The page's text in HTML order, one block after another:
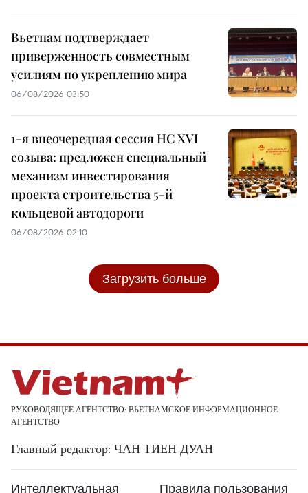
Вьетнам подтверждает
приверженность совместным
усилиям по укреплению мира
06/08/2026 03:50
1-я внеочередная сессия НС XVI
созыва: предложен специальный
механизм инвестирования
проекта строительства 5-й
кольцевой автодороги
06/08/2026 02:10
Загрузить больше
РУКОВОДЯЩЕЕ АГЕНТСТВО: ВЬЕТНАМСКОЕ ИНФОРМАЦИОННОЕ
АГЕНТСТВО
Главный редактор: ЧАН ТИЕН ДУАН
Интеллектуальная Правила пользования